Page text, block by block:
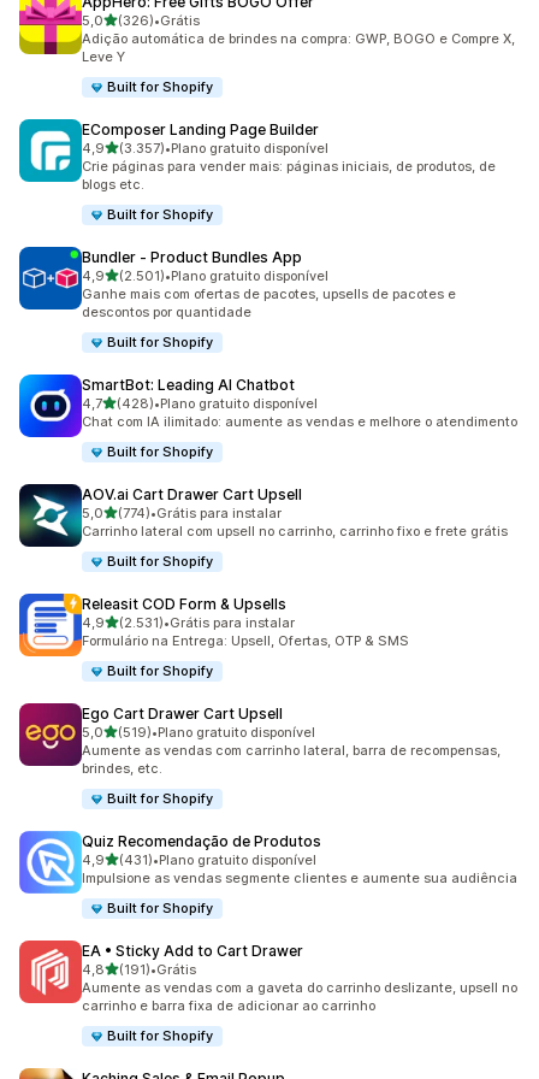
5,0de 5 estrelas
(326)
326 avaliações ao todo
•Grátis
Adição automática de brindes na compra: GWP, BOGO e Compre X,
Leve Y
Built for Shopify
EComposer Landing Page Builder
4,9de 5 estrelas
(3.357)
3357 avaliações ao todo
•Plano gratuito disponível
Crie páginas para vender mais: páginas iniciais, de produtos, de
blogs etc.
Built for Shopify
Bundler ‑ Product Bundles App
4,9de 5 estrelas
(2.501)
2501 avaliações ao todo
•Plano gratuito disponível
Ganhe mais com ofertas de pacotes, upsells de pacotes e
descontos por quantidade
Built for Shopify
SmartBot: Leading AI Chatbot
4,7de 5 estrelas
(428)
428 avaliações ao todo
•Plano gratuito disponível
Chat com IA ilimitado: aumente as vendas e melhore o atendimento
Built for Shopify
AOV.ai Cart Drawer Cart Upsell
5,0de 5 estrelas
(774)
774 avaliações ao todo
•Grátis para instalar
Carrinho lateral com upsell no carrinho, carrinho fixo e frete grátis
Built for Shopify
Releasit COD Form & Upsells
4,9de 5 estrelas
(2.531)
2531 avaliações ao todo
•Grátis para instalar
Formulário na Entrega: Upsell, Ofertas, OTP & SMS
Built for Shopify
Ego Cart Drawer Cart Upsell
5,0de 5 estrelas
(519)
519 avaliações ao todo
•Plano gratuito disponível
Aumente as vendas com carrinho lateral, barra de recompensas,
brindes, etc.
Built for Shopify
Quiz Recomendação de Produtos
4,9de 5 estrelas
(431)
431 avaliações ao todo
•Plano gratuito disponível
Impulsione as vendas segmente clientes e aumente sua audiência
Built for Shopify
EA • Sticky Add to Cart Drawer
4,8de 5 estrelas
(191)
191 avaliações ao todo
•Grátis
Aumente as vendas com a gaveta do carrinho deslizante, upsell no
carrinho e barra fixa de adicionar ao carrinho
Built for Shopify